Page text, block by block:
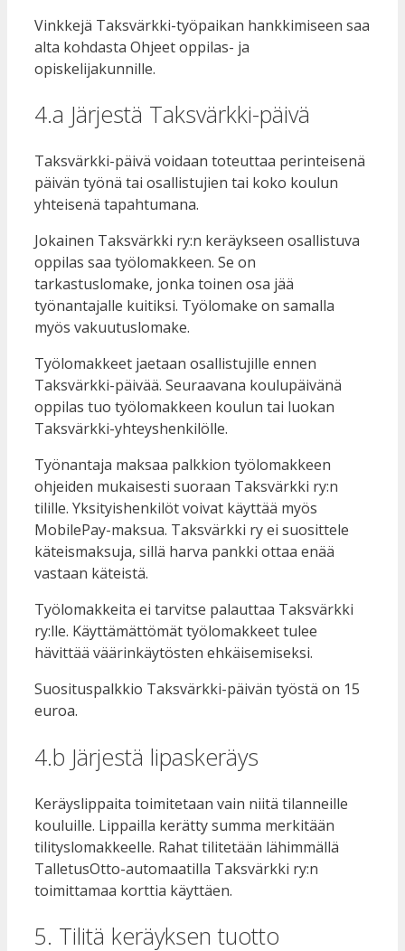
Vinkkejä Taksvärkki-työpaikan hankkimiseen saa
alta kohdasta Ohjeet oppilas- ja
opiskelijakunnille.
4.a Järjestä Taksvärkki-päivä
Taksvärkki-päivä voidaan toteuttaa perinteisenä
päivän työnä tai osallistujien tai koko koulun
yhteisenä tapahtumana.
Jokainen Taksvärkki ry:n keräykseen osallistuva
oppilas saa työlomakkeen. Se on
tarkastuslomake, jonka toinen osa jää
työnantajalle kuitiksi. Työlomake on samalla
myös vakuutuslomake.
Työlomakkeet jaetaan osallistujille ennen
Taksvärkki-päivää. Seuraavana koulupäivänä
oppilas tuo työlomakkeen koulun tai luokan
Taksvärkki-yhteyshenkilölle.
Työnantaja maksaa palkkion työlomakkeen
ohjeiden mukaisesti suoraan Taksvärkki ry:n
tilille. Yksityishenkilöt voivat käyttää myös
MobilePay-maksua. Taksvärkki ry ei suosittele
käteismaksuja, sillä harva pankki ottaa enää
vastaan käteistä.
Työlomakkeita ei tarvitse palauttaa Taksvärkki
ry:lle. Käyttämättömät työlomakkeet tulee
hävittää väärinkäytösten ehkäisemiseksi.
Suosituspalkkio Taksvärkki-päivän työstä on 15
euroa.
4.b Järjestä lipaskeräys
Keräyslippaita toimitetaan vain niitä tilanneille
kouluille. Lippailla kerätty summa merkitään
tilityslomakkeelle. Rahat tilitetään lähimmällä
TalletusOtto-automaatilla Taksvärkki ry:n
toimittamaa korttia käyttäen.
5. Tilitä keräyksen tuotto